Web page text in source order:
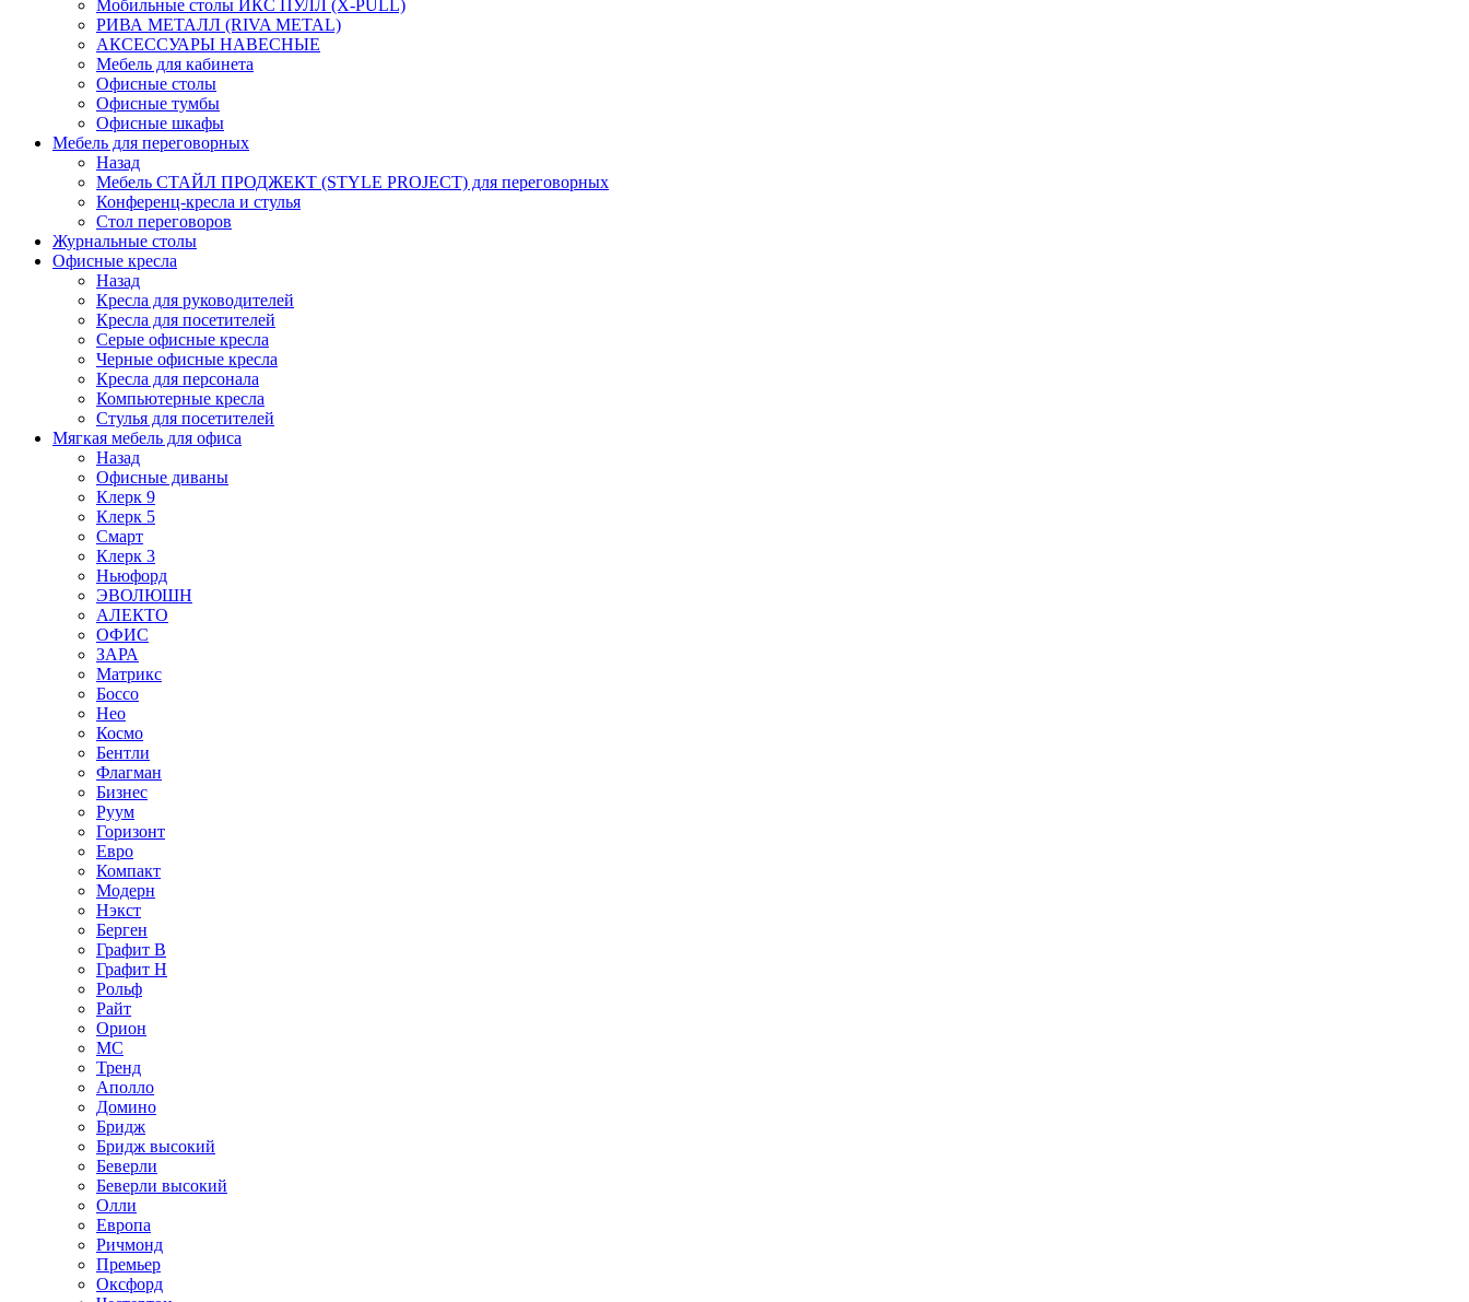
Мобильные столы ИКС ПУЛЛ (X-PULL)
РИВА МЕТАЛЛ (RIVA METAL)
АКСЕССУАРЫ НАВЕСНЫЕ
Мебель для кабинета
Офисные столы
Офисные тумбы
Офисные шкафы
Мебель для переговорных
Назад
Мебель СТАЙЛ ПРОДЖЕКТ (STYLE PROJECT) для переговорных
Конференц-кресла и стулья
Стол переговоров
Журнальные столы
Офисные кресла
Назад
Кресла для руководителей
Кресла для посетителей
Серые офисные кресла
Черные офисные кресла
Кресла для персонала
Компьютерные кресла
Стулья для посетителей
Мягкая мебель для офиса
Назад
Офисные диваны
Клерк 9
Клерк 5
Смарт
Клерк 3
Ньюфорд
ЭВОЛЮШН
АЛЕКТО
ОФИС
ЗАРА
Матрикс
Боссо
Нео
Космо
Бентли
Флагман
Бизнес
Руум
Горизонт
Евро
Компакт
Модерн
Нэкст
Берген
Графит В
Графит Н
Рольф
Райт
Орион
МС
Тренд
Аполло
Домино
Бридж
Бридж высокий
Беверли
Беверли высокий
Олли
Европа
Ричмонд
Премьер
Оксфорд